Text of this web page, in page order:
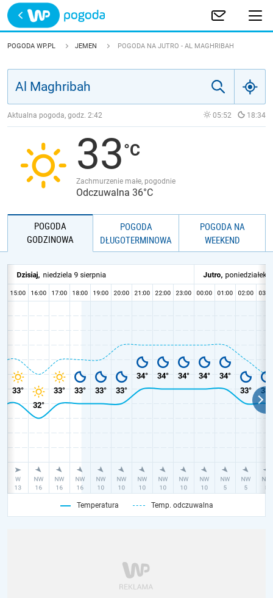
Trwa ładowanie
POLSKA
JAKOŚĆ POWIETRZA
POGODA WP.PL JEMEN POGODA NA JUTRO - AL MAGHRIBAH
Aktualna pogoda, godz. 2:42 05:52 18:34
33
Zachmurzenie małe, pogodnie
Odczuwalna 36°C
POGODA
GODZINOWA
POGODA
DŁUGOTERMINOWA
POGODA NA
WEEKEND
Temperatura Temp. odczuwalna